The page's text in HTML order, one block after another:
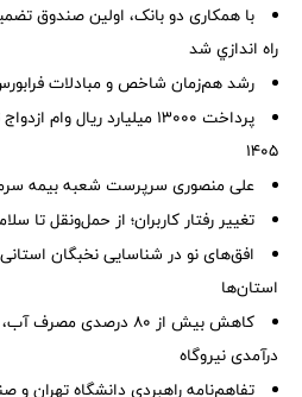
با همکاری دو بانک، اولین صندوق
راه اندازي شد
رشد هم‌زمان شاخص و مبادلات
پرداخت ۱۳۰۰۰ میلیارد ریال
۱۴۰۵
علی منصوری سرپرست شعبه بیمه
تغییر رفتار کاربران؛ از حمل‌ونقل تا
افق‌های نو در شناسایی نخبگان
استان‌ها
کاهش بیش از ۸۰
درآمدی نیروگاه
تفاهم‌نامه راهبردی دانشگاه تهران و